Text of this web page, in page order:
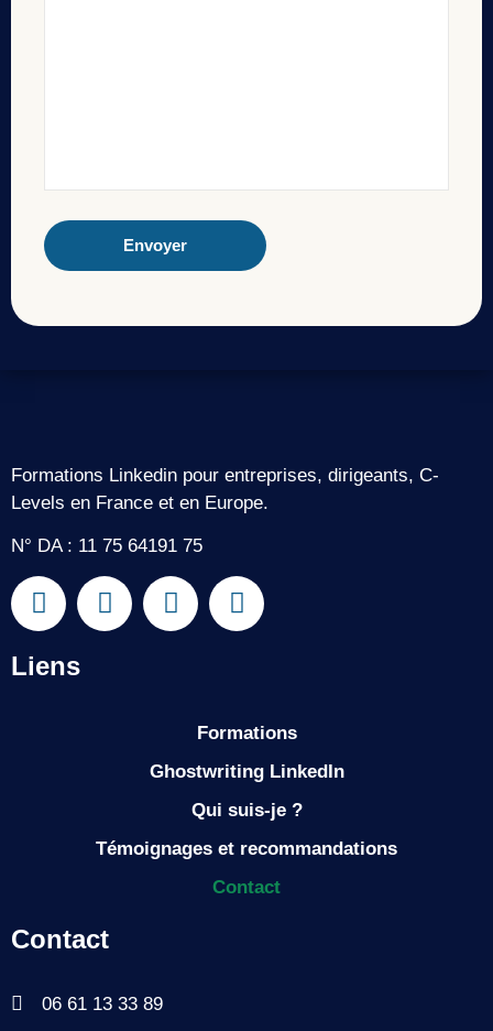
Formations Linkedin pour entreprises, dirigeants, C-
Levels en France et en Europe.
N° DA : 11 75 64191 75
Liens
Formations
Ghostwriting LinkedIn
Qui suis-je ?
Témoignages et recommandations
Contact
Contact
06 61 13 33 89